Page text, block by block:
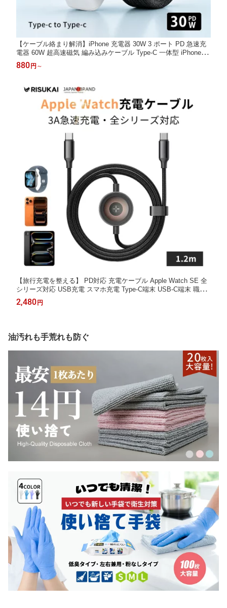
【ケーブル絡まり解消】iPhone 充電器 30W 3 ポート PD 急速充
電器 60W 超高速磁気 編み込みケーブル Type-C 一体型 iPhone17/
17e/16/15 Android タブレット対応 コンパクト 持ち運び便利 断線
にくい 耐久性抜群 出張/旅行 タイプc ケーブル スマホ 充電器 ケ
880 円 ～
【旅行充電を整える】 PD対応 充電ケーブル Apple Watch SE 全
シリーズ対応 USB充電 スマホ充電 Type-C端末 USB-C端末 職場
用 宿泊 通勤 机上整理 ケーブル一本化 黒ケーブル 予備コード 充
電準備 2in1 急速充電 60W CtoC USB-CtoUSB-C ウォッチ充電器
2,480 円
油汚れも手荒れも防ぐ